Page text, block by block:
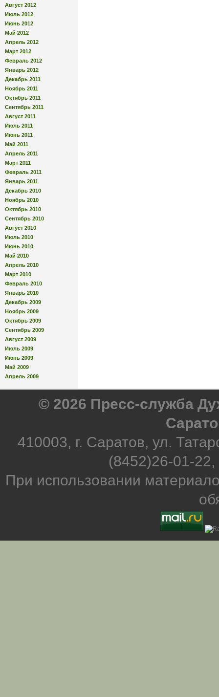
Август 2012
Июль 2012
Июнь 2012
Май 2012
Апрель 2012
Март 2012
Февраль 2012
Январь 2012
Декабрь 2011
Ноябрь 2011
Октябрь 2011
Сентябрь 2011
Август 2011
Июль 2011
Июнь 2011
Май 2011
Апрель 2011
Март 2011
Февраль 2011
Январь 2011
Декабрь 2010
Ноябрь 2010
Октябрь 2010
Сентябрь 2010
Август 2010
Июль 2010
Июнь 2010
Май 2010
Апрель 2010
Март 2010
Февраль 2010
Январь 2010
Декабрь 2009
Ноябрь 2009
Октябрь 2009
Сентябрь 2009
Август 2009
Июль 2009
Июнь 2009
Май 2009
Апрель 2009
© 2026 Пресс-служба
410003, г. Саратов, ул.
(8452)26-01-
При использовании